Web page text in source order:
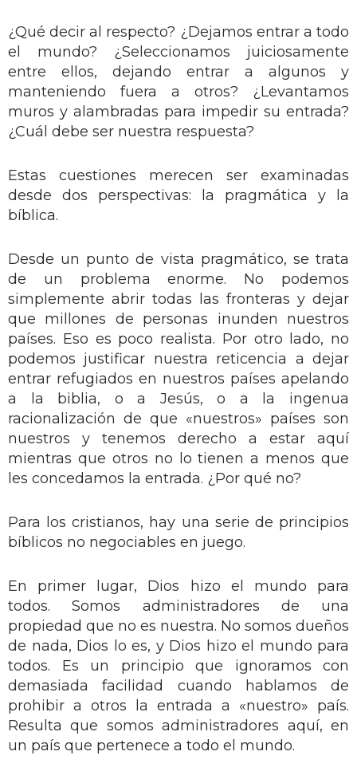
¿Qué decir al respecto? ¿Dejamos entrar a todo
el mundo? ¿Seleccionamos juiciosamente
entre ellos, dejando entrar a algunos y
manteniendo fuera a otros? ¿Levantamos
muros y alambradas para impedir su entrada?
¿Cuál debe ser nuestra respuesta?
Estas cuestiones merecen ser examinadas
desde dos perspectivas: la pragmática y la
bíblica.
Desde un punto de vista pragmático, se trata
de un problema enorme. No podemos
simplemente abrir todas las fronteras y dejar
que millones de personas inunden nuestros
países. Eso es poco realista. Por otro lado, no
podemos justificar nuestra reticencia a dejar
entrar refugiados en nuestros países apelando
a la biblia, o a Jesús, o a la ingenua
racionalización de que «nuestros» países son
nuestros y tenemos derecho a estar aquí
mientras que otros no lo tienen a menos que
les concedamos la entrada. ¿Por qué no?
Para los cristianos, hay una serie de principios
bíblicos no negociables en juego.
En primer lugar, Dios hizo el mundo para
todos. Somos administradores de una
propiedad que no es nuestra. No somos dueños
de nada, Dios lo es, y Dios hizo el mundo para
todos. Es un principio que ignoramos con
demasiada facilidad cuando hablamos de
prohibir a otros la entrada a «nuestro» país.
Resulta que somos administradores aquí, en
un país que pertenece a todo el mundo.